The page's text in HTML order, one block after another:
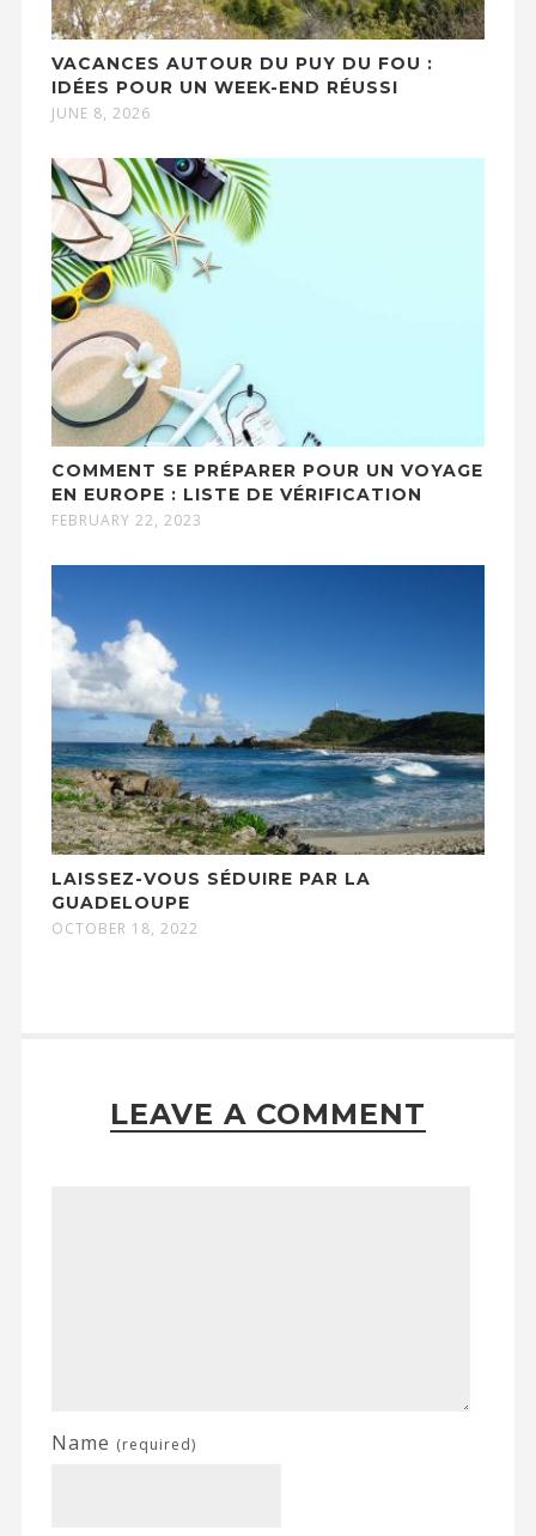
VACANCES AUTOUR DU PUY DU FOU :
IDÉES POUR UN WEEK-END RÉUSSI
JUNE 8, 2026
COMMENT SE PRÉPARER POUR UN VOYAGE
EN EUROPE : LISTE DE VÉRIFICATION
FEBRUARY 22, 2023
LAISSEZ-VOUS SÉDUIRE PAR LA
GUADELOUPE
OCTOBER 18, 2022
LEAVE A COMMENT
Name (required)